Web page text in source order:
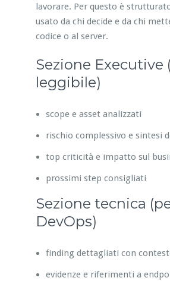
lavorare. Per questo è
usato da chi decide e da chi
codice o al server.
Sezione Executive
leggibile)
scope e asset analizzati
rischio complessivo e sintesi
top criticità e impatto sul
prossimi step consigliati
Sezione tecnica
DevOps)
finding dettagliati con
evidenze e riferimenti a